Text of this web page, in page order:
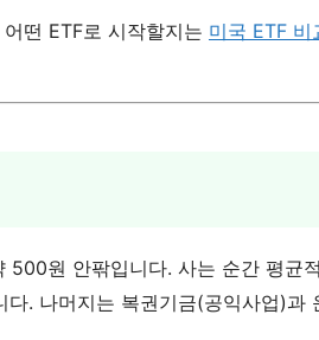
떤 ETF로 시작할지는 미국 ETF 비
500원 안팎입니다. 사는 순간 평균
. 나머지는 복권기금(공익사업)과